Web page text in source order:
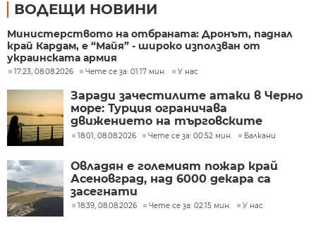
ВОДЕЩИ НОВИНИ
Министерството на отбраната: Дронът, паднал
край Кардам, е “Майя” - широко използван от
украинската армия
17:23, 08.08.2026 Чете се за: 01:17 мин. У нас
Заради зачестилите атаки в Черно
море: Турция ограничава
движението на търговските
кораби
18:01, 08.08.2026 Чете се за: 00:52 мин. Балкани
Овладян е големият пожар край
Асеновград, над 6000 декара са
засегнати
18:39, 08.08.2026 Чете се за: 02:15 мин. У нас